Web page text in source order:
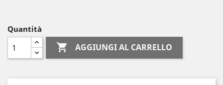
Quantità
 AGGIUNGI AL CARRELLO